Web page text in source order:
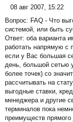
о
о
б
щ
е
н
и
е
08 авг 2007, 15:22
Вопрос: FAQ - Что
системой, или быть
Ответ: оба варианта
работать напрямую с
если у Вас большая
день, большой сетью
более точек) со
рассчитывать на
выгодные ставки,
менеджера и другие
терминалов пока
преимуществ прямого